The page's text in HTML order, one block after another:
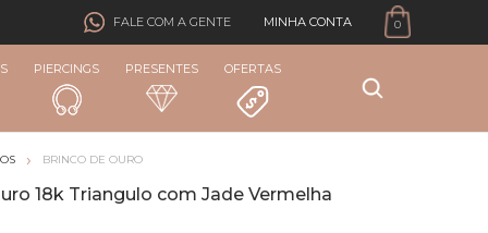
FALE COM A GENTE MINHA CONTA 0
PIERCINGS PRESENTES OFERTAS
BRINCO DE OURO
18k Triangulo com Jade Vermelha